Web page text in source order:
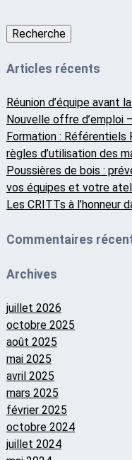
Recherche
Articles récents
Réunion d’équipe avant
Nouvelle offre d’emploi
Formation : Référentiels
règles d’utilisation des
Poussières de bois :
vos équipes et votre
Les CRITTs à l’honneur
Commentaires
Archives
juillet 2026
octobre 2025
août 2025
mai 2025
avril 2025
mars 2025
février 2025
octobre 2024
juillet 2024